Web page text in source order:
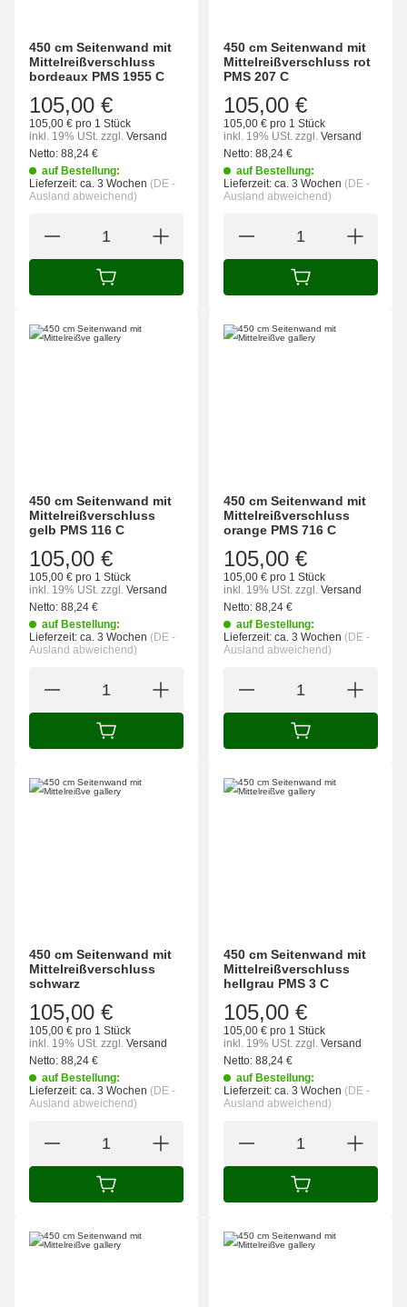
450 cm Seitenwand mit
Mittelreißverschluss
bordeaux PMS 1955 C
105,00 €
105,00 € pro 1 Stück
inkl. 19% USt. zzgl. Versand
Netto: 88,24 €
auf Bestellung:
Lieferzeit: ca. 3 Wochen (DE -
Ausland abweichend)
IN DEN WARENKORB
450 cm Seitenwand mit
Mittelreißverschluss rot
PMS 207 C
105,00 €
105,00 € pro 1 Stück
inkl. 19% USt. zzgl. Versand
Netto: 88,24 €
auf Bestellung:
Lieferzeit: ca. 3 Wochen (DE -
Ausland abweichend)
IN DEN
450 cm Seitenwand mit
Mittelreißverschluss
gelb PMS 116 C
105,00 €
105,00 € pro 1 Stück
inkl. 19% USt. zzgl. Versand
Netto: 88,24 €
auf Bestellung:
Lieferzeit: ca. 3 Wochen (DE -
Ausland abweichend)
IN DEN WARENKORB
450 cm Seitenwand mit
Mittelreißverschluss
orange PMS 716 C
105,00 €
105,00 € pro 1 Stück
inkl. 19% USt. zzgl. Versand
Netto: 88,24 €
auf Bestellung:
Lieferzeit: ca. 3 Wochen (DE -
Ausland abweichend)
IN DEN
450 cm Seitenwand mit
Mittelreißverschluss
schwarz
105,00 €
105,00 € pro 1 Stück
inkl. 19% USt. zzgl. Versand
Netto: 88,24 €
auf Bestellung:
Lieferzeit: ca. 3 Wochen (DE -
Ausland abweichend)
IN DEN WARENKORB
450 cm Seitenwand mit
Mittelreißverschluss
hellgrau PMS 3 C
105,00 €
105,00 € pro 1 Stück
inkl. 19% USt. zzgl. Versand
Netto: 88,24 €
auf Bestellung:
Lieferzeit: ca. 3 Wochen (DE -
Ausland abweichend)
IN DEN